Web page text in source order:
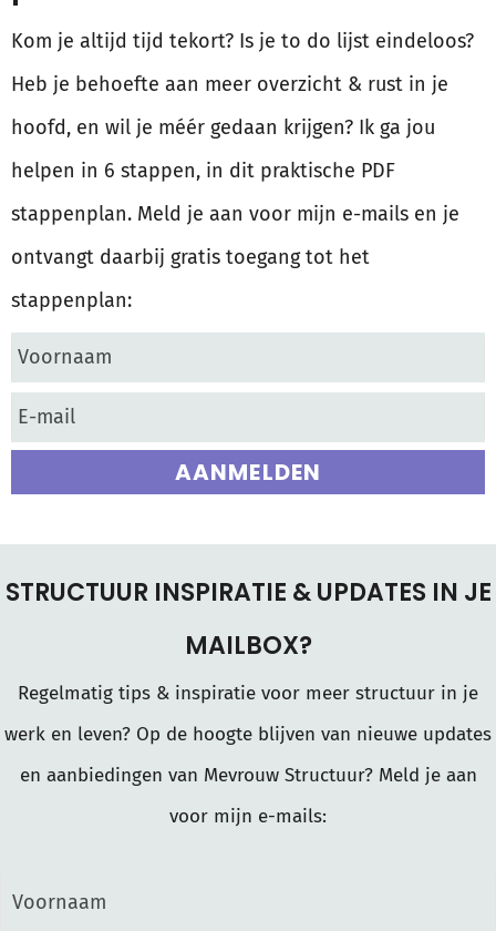
Kom je altijd tijd tekort? Is je to do lijst eindeloos?
Heb je behoefte aan meer overzicht & rust in je
hoofd, en wil je méér gedaan krijgen? Ik ga jou
helpen in 6 stappen, in dit praktische PDF
stappenplan. Meld je aan voor mijn e-mails en je
ontvangt daarbij gratis toegang tot het
stappenplan:
AANMELDEN
STRUCTUUR INSPIRATIE & UPDATES IN JE
MAILBOX?
Regelmatig tips & inspiratie voor meer structuur in je
werk en leven? Op de hoogte blijven van nieuwe updates
en aanbiedingen van Mevrouw Structuur? Meld je aan
voor mijn e-mails: